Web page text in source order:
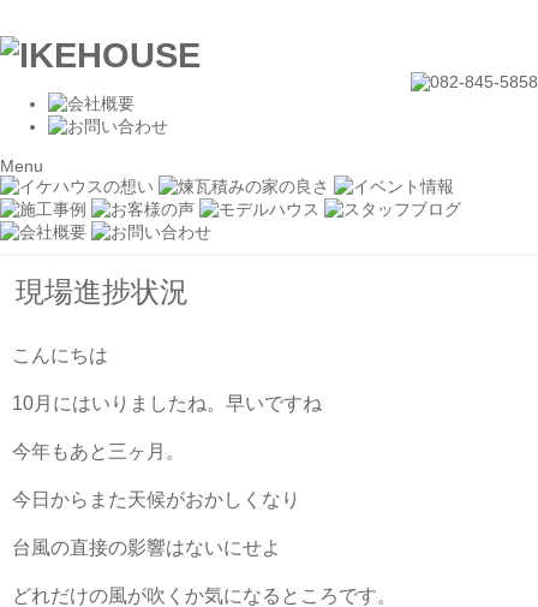
Menu
現場進捗状況
こんにちは
10月にはいりましたね。早いですね
今年もあと三ヶ月。
今日からまた天候がおかしくなり
台風の直接の影響はないにせよ
どれだけの風が吹くか気になるところです。